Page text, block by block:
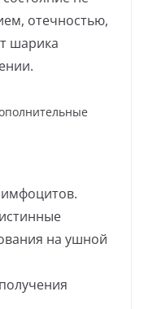
отечностью,
шарика
на ушной